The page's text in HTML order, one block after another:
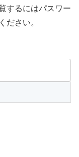
するにはパスワー
ださい。